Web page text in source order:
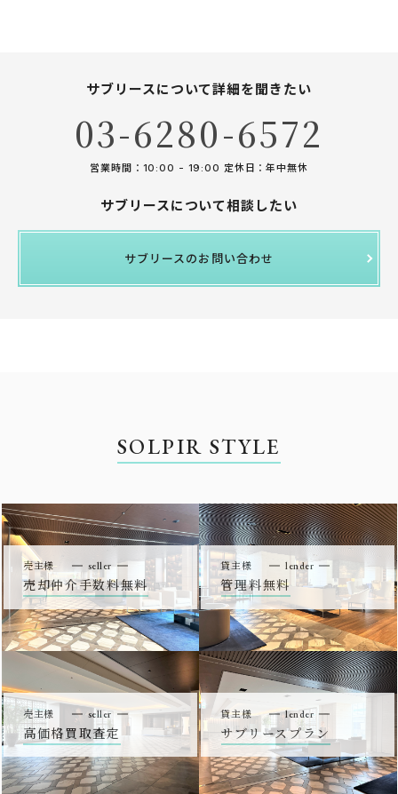
サブリースについて詳細を聞きたい
03-6280-6572
営業時間：10:00 - 19:00 定休日：年中無休
サブリースについて相談したい
サブリースのお問い合わせ
SOLPIR STYLE
売主様 seller
売却仲介手数料無料
貸主様 lender
管理料無料
売主様 seller
高価格買取査定
貸主様 lender
サブリースプラン